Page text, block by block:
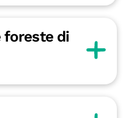
foreste di